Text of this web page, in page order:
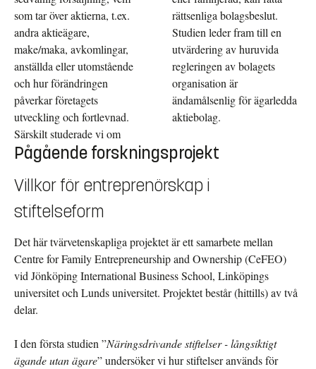
som tar över aktierna, t.ex.
andra aktieägare,
make/maka, avkomlingar,
anställda eller utomstående
och hur förändringen
påverkar företagets
utveckling och fortlevnad.
Särskilt studerade vi om
rättsenliga bolagsbeslut.
Studien leder fram till en
utvärdering av huruvida
regleringen av bolagets
organisation är
ändamålsenlig för ägarledda
aktiebolag.
Pågående forskningsprojekt
Villkor för entreprenörskap i
stiftelseform
Det här tvärvetenskapliga projektet är ett samarbete mellan
Centre for Family Entrepreneurship and Ownership (CeFEO)
vid Jönköping International Business School, Linköpings
universitet och Lunds universitet. Projektet består (hittills) av två
delar.
I den första studien ”Näringsdrivande stiftelser - långsiktigt
ägande utan ägare” undersöker vi hur stiftelser används för